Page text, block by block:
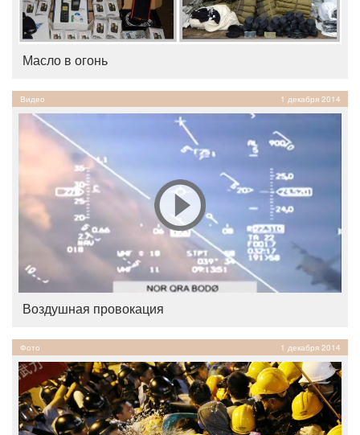
Масло в огонь
Видео 1 декабря 2014
Воздушная провокация
Фото 1 декабря 2014